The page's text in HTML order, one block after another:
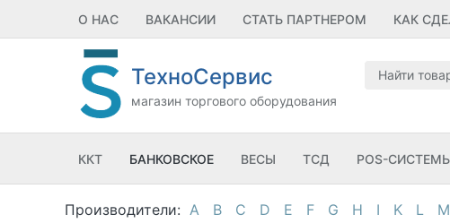
О НАС ВАКАНСИИ СТАТЬ ПАРТНЕРОМ КАК
ТехноСервис
магазин торгового оборудования
ККТ БАНКОВСКОЕ ВЕСЫ ТСД POS-
A B C D E F G H I K L M